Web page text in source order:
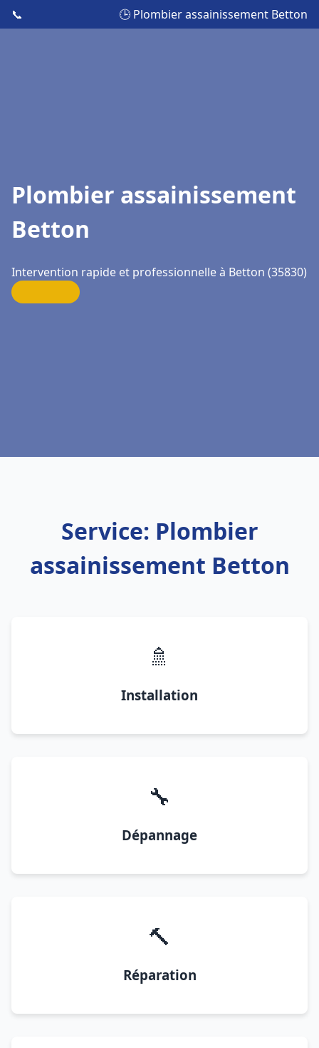
📞 🕒 Plombier assainissement Betton
Plombier assainissement
Betton
Intervention rapide et professionnelle à Betton (35830)
Service: Plombier
assainissement Betton
🚿
Installation
🔧
Dépannage
🔨
Réparation